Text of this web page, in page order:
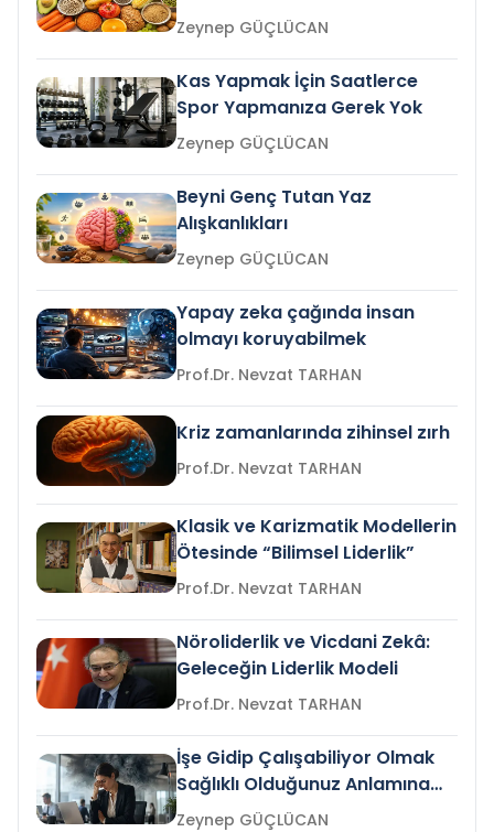
Zeynep GÜÇLÜCAN
Kas Yapmak İçin Saatlerce
Spor Yapmanıza Gerek Yok
Zeynep GÜÇLÜCAN
Beyni Genç Tutan Yaz
Alışkanlıkları
Zeynep GÜÇLÜCAN
Yapay zeka çağında insan
olmayı koruyabilmek
Prof.Dr. Nevzat TARHAN
Kriz zamanlarında zihinsel zırh
Prof.Dr. Nevzat TARHAN
Klasik ve Karizmatik Modellerin
Ötesinde “Bilimsel Liderlik”
Prof.Dr. Nevzat TARHAN
Nöroliderlik ve Vicdani Zekâ:
Geleceğin Liderlik Modeli
Prof.Dr. Nevzat TARHAN
İşe Gidip Çalışabiliyor Olmak
Sağlıklı Olduğunuz Anlamına
Gelir mi?Zeynep GÜÇLÜCAN